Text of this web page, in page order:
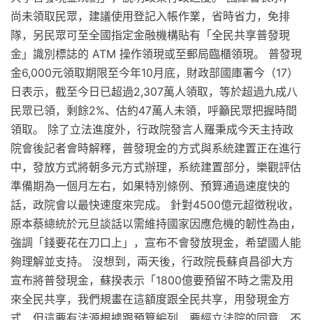
尚未領取民眾，建議使用登記入帳作業，省時省力，免排
隊，另民眾可至全國指定金融機構貼有「全民共享普發現
金」識別標誌的 ATM 操作領現或至郵局臨櫃領現。 普發現
金6,000元領取期限至今年10月底，財政部國庫署今（17）
日表示，截至今日已超過2,307萬人領取，等於超過九成八
民眾已領，剩餘2%、估約47萬人未領，呼籲民眾把握時間
領取。 除了立法進度外，行政院發言人羅秉成今天主持政
院會後記者會時解釋，普發現金的方式與系統建置正在進行
中，發放方式將朝多元方式辦理，系統建置部分，樂觀評估
準備期為一個月左右，如果特別條例、預算通過速度快的
話，政院會以最快速度來完成。 針對4500億元超徵稅收，
原本蔡總統於元旦談話以需維持國家因應危機的韌性為由，
強調「錢要花在刀口上」，宣布不會發放現金，希望國人能
夠理解並支持。 沒想到，兩天後，行政院長蘇貞昌卻大方
宣布將普發現金，蘇揆表示「1800億要預留不時之需及用
來全民共享，我們規畫在這額度跟全民共享，用發現金方